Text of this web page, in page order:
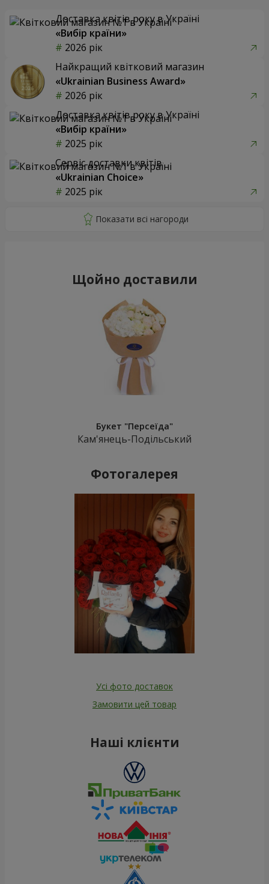
Доставка квітів року в Україні
«Вибір країни»
2026 рік
Найкращий квітковий магазин
«Ukrainian Business Award»
2026 рік
Доставка квітів року в Україні
«Вибір країни»
2025 рік
Сервіс доставки квітів
«Ukrainian Choice»
2025 рік
Щойно доставили
Букет "Персеїда"
Кам'янець-Подільський
Фотогалерея
Усі фото доставок
Замовити цей товар
Наші клієнти